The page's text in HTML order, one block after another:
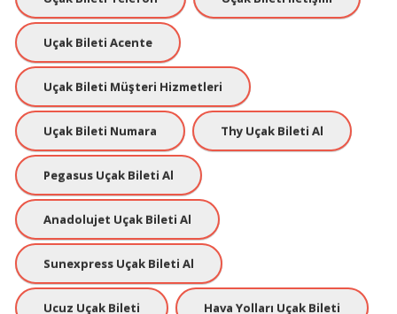
Uçak Bileti Acente
Uçak Bileti Müşteri Hizmetleri
Uçak Bileti Numara Thy Uçak Bileti Al
Pegasus Uçak Bileti Al
Anadolujet Uçak Bileti Al
Sunexpress Uçak Bileti Al
Ucuz Uçak Bileti Hava Yolları Uçak Bileti